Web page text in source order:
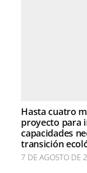
Hasta cuatro
proyecto para
capacidades
transición
7 DE AGOSTO DE